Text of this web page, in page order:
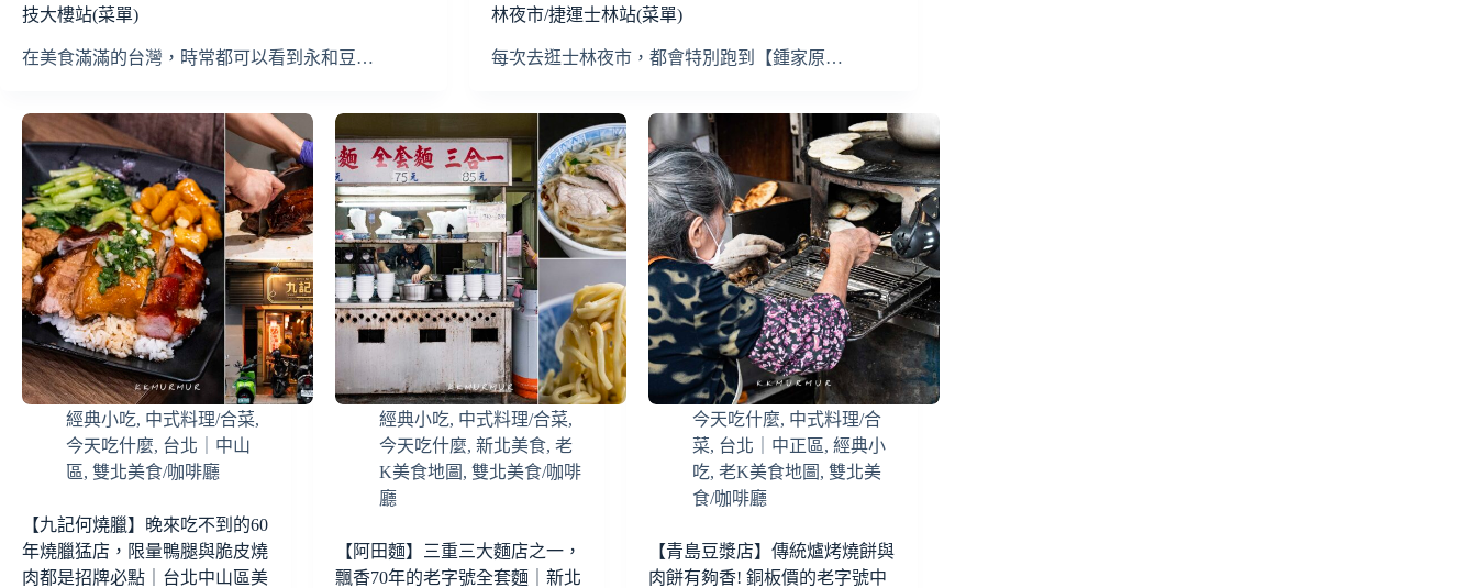
技大樓站(菜單)
在美食滿滿的台灣，時常都可以看到永和豆…
林夜市/捷運士林站(菜單)
每次去逛士林夜市，都會特別跑到【鍾家原…
經典小吃, 中式料理/合菜,
今天吃什麼, 台北｜中山
區, 雙北美食/咖啡廳
【九記何燒臘】晚來吃不到的60
年燒臘猛店，限量鴨腿與脆皮燒
肉都是招牌必點｜台北中山區美
經典小吃, 中式料理/合菜,
今天吃什麼, 新北美食, 老
K美食地圖 , 雙北美食/咖啡
廳
【阿田麵】三重三大麵店之一，
飄香70年的老字號全套麵｜新北
今天吃什麼, 中式料理/合
菜, 台北｜中正區, 經典小
吃, 老K美食地圖 , 雙北美
食/咖啡廳
【青島豆漿店】傳統爐烤燒餅與
肉餅有夠香! 銅板價的老字號中